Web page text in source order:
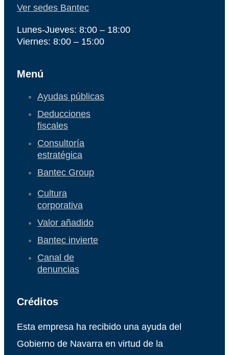
Ver sedes Bantec
Lunes-Jueves: 8:00 – 18:00
Viernes: 8:00 – 15:00
Menú
Ayudas públicas
Deducciones
fiscales
Consultoría
estratégica
Bantec Group
Cultura
corporativa
Valor añadido
Bantec invierte
Canal de
denuncias
Créditos
Esta empresa ha recibido una ayuda del
Gobierno de Navarra en virtud de la